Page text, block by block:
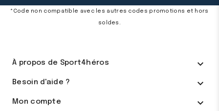
*Code non compatible avec les autres codes promotions et hors
soldes.
À propos de Sport4héros 
Besoin d'aide ? 
Mon compte 